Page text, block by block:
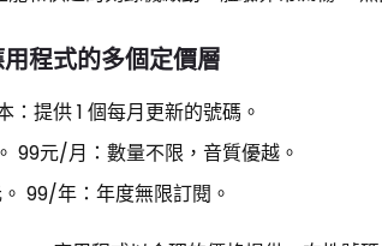
程式的多個定價層
：提供 1 個每月更新的號碼。
99元/月：數量不限，音質優越。
99/年：年度無限訂閱。